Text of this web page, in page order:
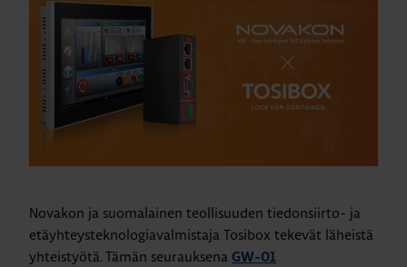
Novakon ja suomalainen teollisuuden tiedonsiirto- ja
etäyhteysteknologiavalmistaja Tosibox tekevät läheistä
yhteistyötä. Tämän seurauksena GW-01